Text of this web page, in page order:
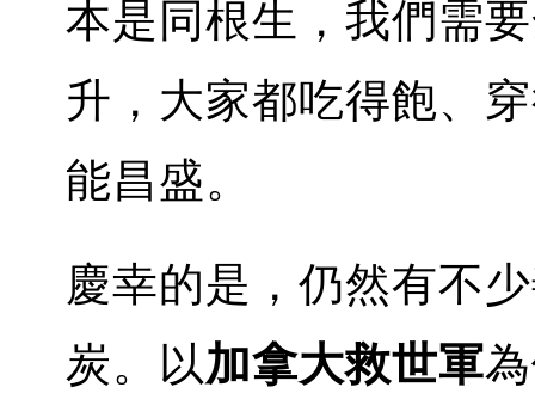
本是同根生，我們需
升，大家都吃得飽、
能昌盛。
慶幸的是，仍然有不
炭。以加拿大救世軍